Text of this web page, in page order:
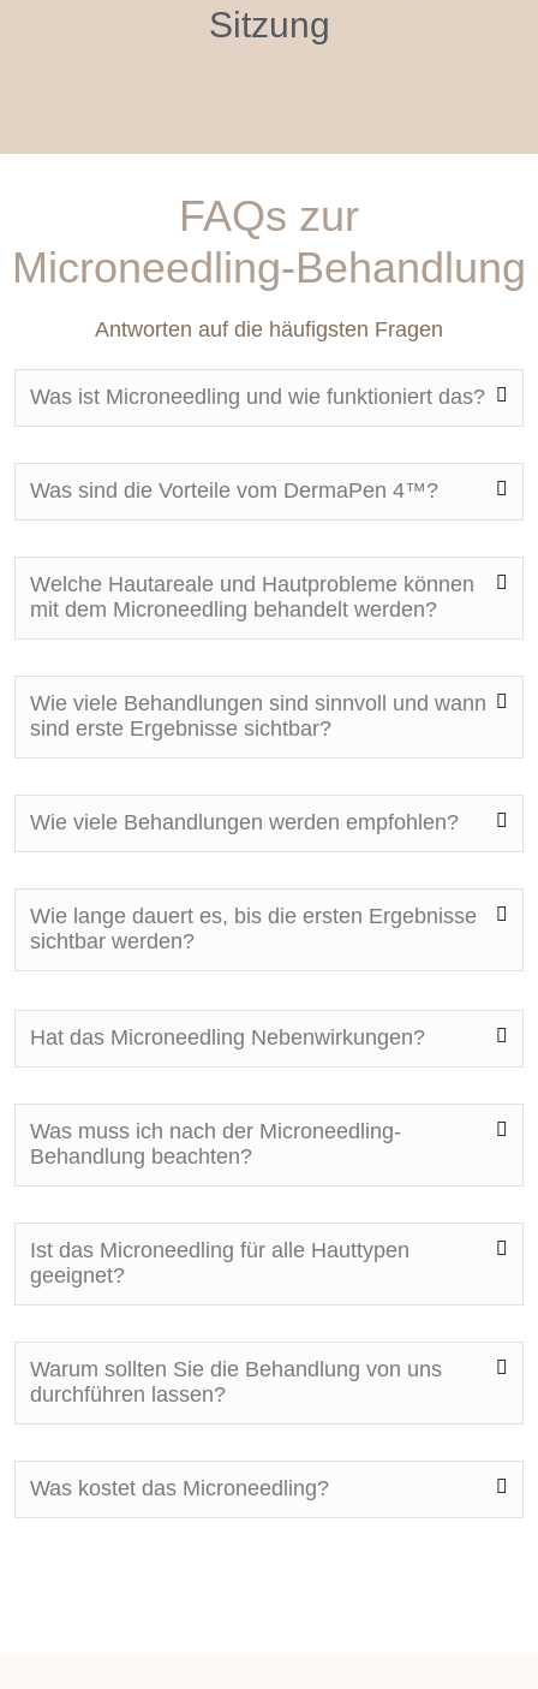
Sitzung
FAQs zur
Microneedling-Behandlung
Antworten auf die häufigsten Fragen
Was ist Microneedling und wie funktioniert das?
Was sind die Vorteile vom DermaPen 4™?
Welche Hautareale und Hautprobleme können
mit dem Microneedling behandelt werden?
Wie viele Behandlungen sind sinnvoll und wann
sind erste Ergebnisse sichtbar?
Wie viele Behandlungen werden empfohlen?
Wie lange dauert es, bis die ersten Ergebnisse
sichtbar werden?
Hat das Microneedling Nebenwirkungen?
Was muss ich nach der Microneedling-
Behandlung beachten?
Ist das Microneedling für alle Hauttypen
geeignet?
Warum sollten Sie die Behandlung von uns
durchführen lassen?
Was kostet das Microneedling?